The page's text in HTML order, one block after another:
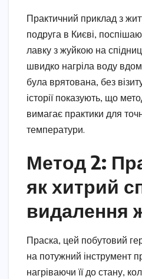
Практичний приклад з
подруга в Києві,
лавку з жуйкою на
швидко нагріла воду
була врятована, без
історії показують, що
вимагає практики для
температури.
Метод 2:
як хитрий
видалення
Праска, цей побутовий
на потужний інструмент
нагріваючи її до стану,